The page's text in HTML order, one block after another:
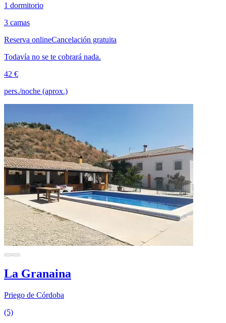
1 dormitorio
3 camas
Reserva onlineCancelación gratuita
Todavía no se te cobrará nada.
42 €
pers./noche (aprox.)
La Granaina
Priego de Córdoba
(5)